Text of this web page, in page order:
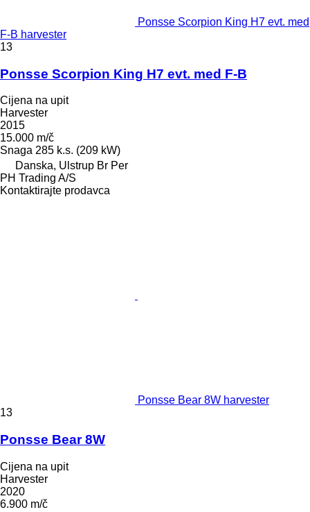
Ponsse Scorpion King H7 evt. med
F-B harvester
13
Ponsse Scorpion King H7 evt. med F-B
Cijena na upit
Harvester
2015
15.000 m/č
Snaga 285 k.s. (209 kW)
Danska, Ulstrup Br Per
PH Trading A/S
Kontaktirajte prodavca
Ponsse Bear 8W harvester
13
Ponsse Bear 8W
Cijena na upit
Harvester
2020
6.900 m/č